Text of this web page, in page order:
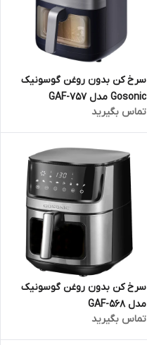
سرخ کن بدون روغن گوسونیک
Gosonic مدل GAF-757
تماس بگیرید
سرخ کن بدون روغن گوسونیک
مدل GAF-568
تماس بگیرید